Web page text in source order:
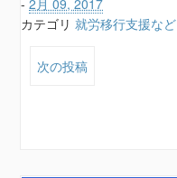
-2月 09, 2017
カテゴリ就労移行支援など
次の投稿